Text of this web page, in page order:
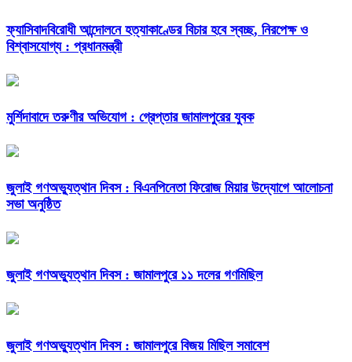
ফ্যাসিবাদবিরোধী আন্দোলনে হত্যাকাণ্ডের বিচার হবে স্বচ্ছ, নিরপেক্ষ ও
বিশ্বাসযোগ্য : প্রধানমন্ত্রী
মুর্শিদাবাদে তরুণীর অভিযোগ : গ্রেপ্তার জামালপুরের যুবক
জুলাই গণঅভ্যুত্থান দিবস : বিএনপিনেতা ফিরোজ মিয়ার উদ্যোগে আলোচনা
সভা অনুষ্ঠিত
জুলাই গণঅভ্যুত্থান দিবস : জামালপুরে ১১ দলের গণমিছিল
জুলাই গণঅভ্যুত্থান দিবস : জামালপুরে বিজয় মিছিল সমাবেশ